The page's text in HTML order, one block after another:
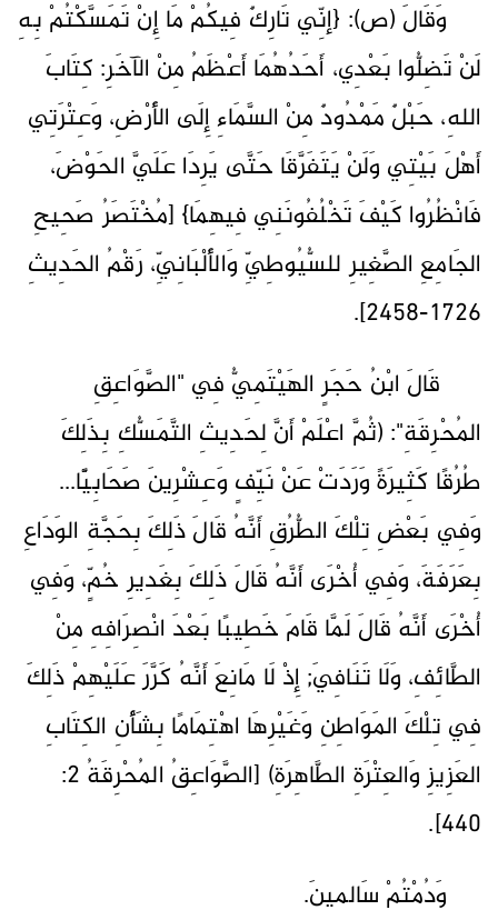
وَقَالَ (ص): {إنِّي تَارِكٌ فِيكُمْ مَا إِنْ تَمَسَّكْتُمْ بِهِ
لَنْ تَضِلُّوا بَعْدِي، أَحَدُهُمَا أَعْظَمُ مِنْ الآخَرِ: كِتَابَ
اللهِ، حَبْلٌ مَمْدُودٌ مِنْ السَّمَاءِ إِلَى الأَرْضِ، وَعِتْرَتِي
أَهْلَ بَيْتِي وَلَنْ يَتَفَرَّقَا حَتَّى يَرِدَا عَلَيَّ الحَوْضَ،
فَانْظُرُوا كَيْفَ تَخْلُفُونَنِي فِيهِمَا} [مُخْتَصَرُ صَحِيحِ
الجَامِعِ الصَّغِيرِ للسُّيُوطِيِّ وَالأَلْبَانِيِّ، رَقْمُ الحَدِيثِ
1726-2458].
قَالَ ابْنُ حَجَرٍ الهَيْتَمِيُّ فِي "الصَّوَاعِقِ
المُحْرِقَةِ": (ثُمَّ اعْلَمْ أَنَّ لِحَدِيثِ التَّمَسُّكِ بِذَلِكَ
طُرُقًا كَثِيرَةً وَرَدَتْ عَنْ نَيِّفٍ وَعِشْرِينَ صَحَابِيًّا...
وَفِي بَعْضِ تِلْكَ الطُّرُقِ أَنَّهُ قَالَ ذَلِكَ بِحَجَّةِ الوَدَاعِ
بِعَرَفَةَ، وَفِي أُخْرَى أَنَّهُ قَالَ ذَلِكَ بِغَدِيرِ خُمٍّ، وَفِي
أُخْرَى أَنَّهُ قَالَ لَمَّا قَامَ خَطِيبًا بَعْدَ انْصِرَافِهِ مِنْ
الطَّائِفِ، وَلَا تَنَافِيَ; إِذْ لَا مَانِعَ أَنَّهُ كَرَّرَ عَلَيْهِمْ ذَلِكَ
فِي تِلْكَ المَوَاطِنِ وَغَيْرِهَا اهْتِمَامًا بِشَأْنِ الكِتَابِ
العَزِيزِ وَالعِتْرَةِ الطَّاهِرَةِ) [الصَّوَاعِقُ المُحْرِقَةُ 2:
440].
وَدُمْتُمْ سَالِمِينَ.